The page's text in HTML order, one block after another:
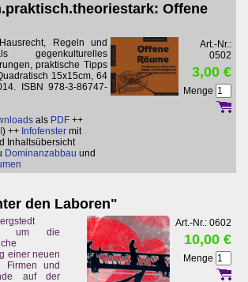
Offene
Regeln und
gegenkulturelles
praktische Tipps
15x15cm, 64
ISBN 978-3-86747-
als PDF ++
) ++ Infofenster mit
Inhaltsübersicht
Dominanzabbau und
Art.-Nr.:
0502
3,00 €
Menge
den Laboren"
um die
einer neuen
Firmen und
auf der
Art.-Nr.: 0602
10,00 €
Menge